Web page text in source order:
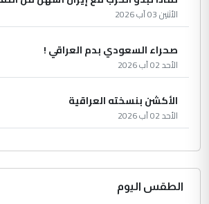
الأثنين 03 آب 2026
صحراء السعودي بدم العراقي !
الأحد 02 آب 2026
الأكشن بنسخته العراقية
الأحد 02 آب 2026
الطقس اليوم